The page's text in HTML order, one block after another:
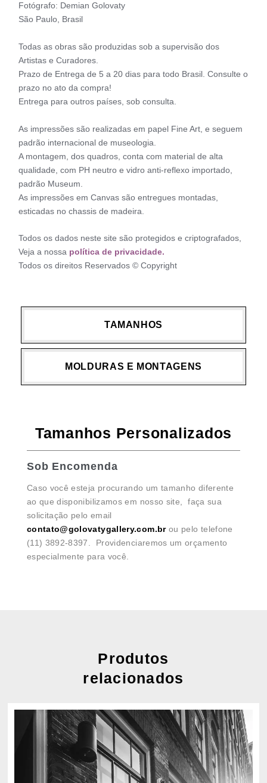
Fotógrafo: Demian Golovaty
São Paulo, Brasil
Todas as obras são produzidas sob a supervisão dos
Artistas e Curadores.
Prazo de Entrega de 5 a 20 dias para todo Brasil. Consulte o
prazo no ato da compra!
Entrega para outros países, sob consulta.
As impressões são realizadas em papel Fine Art, e seguem
padrão internacional de museologia.
A montagem, dos quadros, conta com material de alta
qualidade, com PH neutro e vidro anti-reflexo importado,
padrão Museum.
As impressões em Canvas são entregues montadas,
esticadas no chassis de madeira.
Todos os dados neste site são protegidos e criptografados,
Veja a nossa política de privacidade.
Todos os direitos Reservados © Copyright
TAMANHOS
MOLDURAS E MONTAGENS
Tamanhos Personalizados
Sob Encomenda
Caso você esteja procurando um tamanho diferente
ao que disponibilizamos em nosso site, faça sua
solicitação pelo email
contato@golovatygallery.com.brou pelo telefone
(11) 3892-8397. Providenciaremos um orçamento
especialmente para você.
Produtos
relacionados